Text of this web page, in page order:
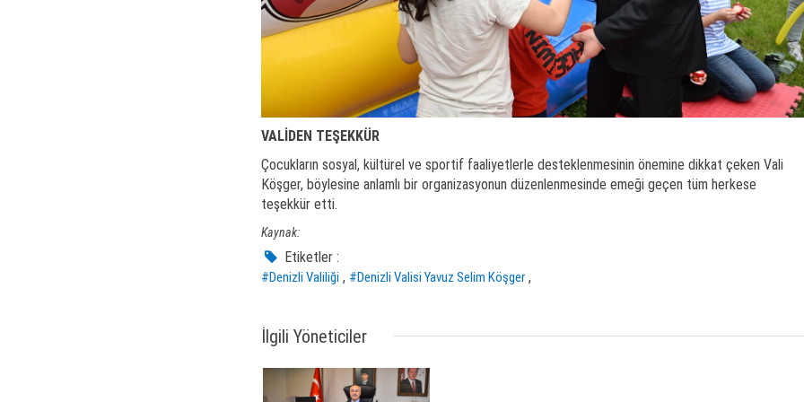
VALİDEN TEŞEKKÜR
Çocukların sosyal, kültürel ve sportif faaliyetlerle desteklenmesinin önemine dikkat çeken Vali
Köşger, böylesine anlamlı bir organizasyonun düzenlenmesinde emeği geçen tüm herkese
teşekkür etti.
Kaynak:
Etiketler :
#Denizli Valiliği , #Denizli Valisi Yavuz Selim Köşger,
İlgili Yöneticiler